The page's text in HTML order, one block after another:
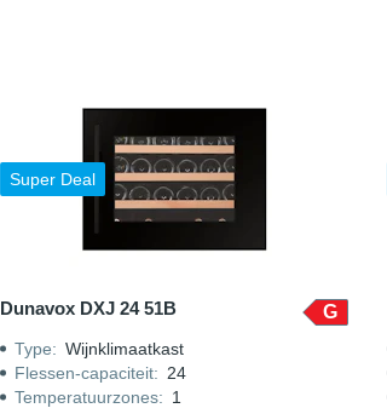
Super Deal
Dunavox DXJ 24 51B G
Type: Wijnklimaatkast
Flessen-capaciteit: 24
Temperatuurzones: 1